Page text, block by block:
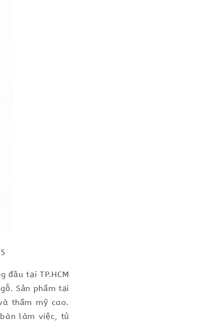
đầu tại TP.HCM
Sản phẩm tại
thẩm mỹ cao.
làm việc, tủ